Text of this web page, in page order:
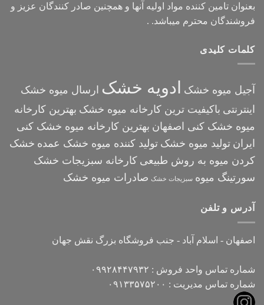
بعنوان تامین کننده مواد اولیه آنها و همچنین صادر کنندگان عزیز و
فروشندگان محترم میباشد. .
کلمات کلیدی
آجیل میوه خشک ادویه خشک ارسال میوه خشک
اینترنتی باکیفیت ترین کارخانه میوه خشک بهترین کارخانه
میوه خشک کنی اصفهان بهترین کارخانه میوه خشک کنی
ایران تولید میوه خشک تولید کننده میوه خشک عمده خشک
کردن میوه به روش طبیعی کارخانه سبزیجات خشک
سورتینگ میوه سبزیجات خشک صادرات میوه خشک
آدرس و تلفن
اصفهان - اسلام آباد - جنب فروشگاه بزرگ نقش جهان
شماره تماس واحد فروش : ۰۹۹۲۸۴۴۷۹۳۲
شماره تماس مدیریت : ۰۹۱۳۳۵۷۵۲۰۰